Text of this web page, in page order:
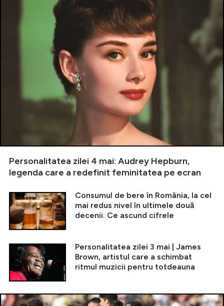
Personalitatea zilei 4 mai: Audrey Hepburn,
legenda care a redefinit feminitatea pe ecran
Consumul de bere în România, la cel
mai redus nivel în ultimele două
decenii. Ce ascund cifrele
Personalitatea zilei 3 mai | James
Brown, artistul care a schimbat
ritmul muzicii pentru totdeauna